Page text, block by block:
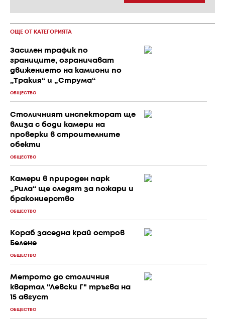
ОЩЕ ОТ КАТЕГОРИЯТА
Засилен трафик по
границите, ограничават
движението на камиони по
„Тракия“ и „Струма“
ОБЩЕСТВО
Столичният инспекторат ще
влиза с боди камери на
проверки в строителните
обекти
ОБЩЕСТВО
Камери в природен парк
„Рила“ ще следят за пожари и
бракониерство
ОБЩЕСТВО
Кораб заседна край остров
Белене
ОБЩЕСТВО
Метрото до столичния
квартал "Левски Г" тръгва на
15 август
ОБЩЕСТВО